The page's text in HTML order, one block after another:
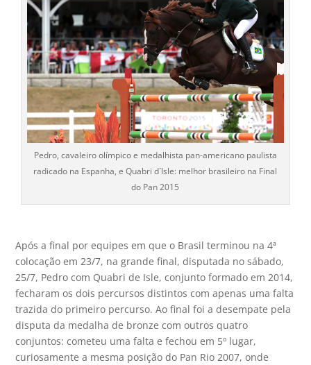
Pedro, cavaleiro olímpico e medalhista pan-americano paulista
radicado na Espanha, e Quabri d´Isle: melhor brasileiro na Final
do Pan 2015
Após a final por equipes em que o Brasil terminou na 4ª
colocação em 23/7, na grande final, disputada no sábado,
25/7, Pedro com Quabri de Isle, conjunto formado em 2014,
fecharam os dois percursos distintos com apenas uma falta
trazida do primeiro percurso. Ao final foi a desempate pela
disputa da medalha de bronze com outros quatro
conjuntos: cometeu uma falta e fechou em 5º lugar,
curiosamente a mesma posição do Pan Rio 2007, onde